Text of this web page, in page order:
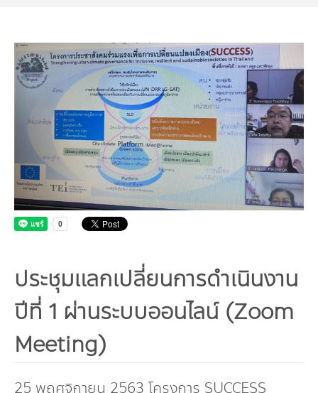
คณะกรรมการมูลนิธิ
คณะกรรมการบริหารสถาบัน
คณะผู้บริหาร
เจ้าหน้าที่
วิถีเรา
สโลแกน
สำนักงานสีเขียว
รางวัลและเกียรติประวัติ
กองทุน ดร.ธีระ พันธุมวนิช
อุตสาหกรรมยั่งยืน
มลพิษอุตสาหกรรม
สิ่งแวดล้อมเมืองและชุมชน
ชุมชนและเมืองน่าอยู่
ขยะชุมชน-ขยะอาหาร
ขยะพลาสติก
ฝุ่น PM2.5
การผลิตและการบริโภคยั่งยืน
ฉลากเขียว
ฉลากสิ่งแวดล้อม
บริการที่เป็นมิตรกับสิ่งแวดล้อม
ที่ปรึกษาคาร์บอนฟุตพริ้นท์
ทรัพยากรธรรมชาติ
ทรัพยากรทางบก
ทรัพยากรทางทะเลและชายฝั่ง
ความหลากหลายทางชีวภาพ
การเปลี่ยนแปลงสภาพภูมิอากาศ
การลดก๊าซเรือนกระจก
การปรับตัว
การพัฒนาบุคลากรด้านสิ่งแวดล้อม
งานฝึกอบรม
นโยบาย แผน เครือข่ายสิ่งแวดล้อม
TBCSD
บทความ
อินโฟกราฟิก | โปสเตอร์
คลิปวิดีโอ
เอกสารเผยแพร่
สิ่งพิมพ์จำหน่าย
กิจกรรมข่าวสาร
กิจกรรมของเรา
ข่าวสิ่งแวดล้อม
ร่วมงานกับเรา
งาน
ฝึกงาน
ติดต่อเรา
ประชุมแลกเปลี่ยนการดำเนินงาน
ปีที่ 1 ผ่านระบบออนไลน์ (Zoom
Meeting)
25 พฤศจิกายน 2563 โครงการ SUCCESS